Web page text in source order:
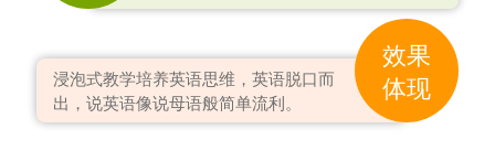
效果
体现
浸泡式教学培养英语思维，英语脱口而
出，说英语像说母语般简单流利。